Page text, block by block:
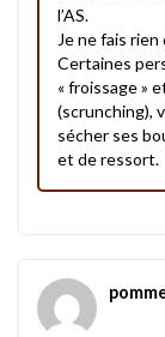
l’AS.
Je ne fais
Certaines
« froissage »
(scrunching),
sécher ses
et de ressort.